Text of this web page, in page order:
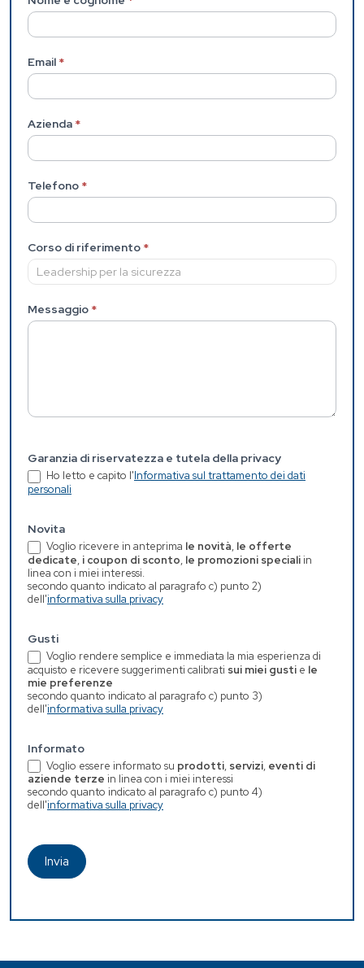
Email *
Azienda *
Telefono *
Corso di riferimento *
Messaggio *
Garanzia di riservatezza e tutela della privacy
Ho letto e capito l'Informativa sul trattamento dei dati
personali
Novita
Voglio ricevere in anteprima le novità, le offerte
dedicate, i coupon di sconto, le promozioni specialiin
linea con i miei interessi.
secondo quanto indicato al paragrafo c) punto 2)
dell'informativa sulla privacy
Gusti
Voglio rendere semplice e immediata la mia esperienza di
acquisto e ricevere suggerimenti calibrati sui miei gusti e le
mie preferenze
secondo quanto indicato al paragrafo c) punto 3)
dell'informativa sulla privacy
Informato
Voglio essere informato su prodotti, servizi, eventi di
aziende terze in linea con i miei interessi
secondo quanto indicato al paragrafo c) punto 4)
dell'informativa sulla privacy
Invia